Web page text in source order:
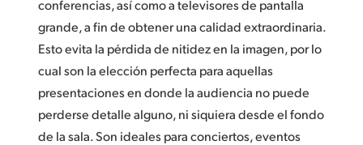
conferencias, así como a televisores de pantalla
grande, a fin de obtener una calidad extraordinaria.
Esto evita la pérdida de nitidez en la imagen, por lo
cual son la elección perfecta para aquellas
presentaciones en donde la audiencia no puede
perderse detalle alguno, ni siquiera desde el fondo
de la sala. Son ideales para conciertos, eventos